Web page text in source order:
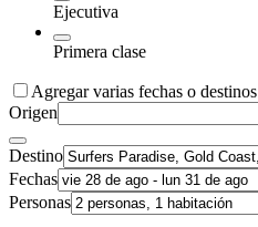
Ejecutiva
Primera clase
Agregar varias fechas o destinos
Origen
Destino
Fechas
Personas